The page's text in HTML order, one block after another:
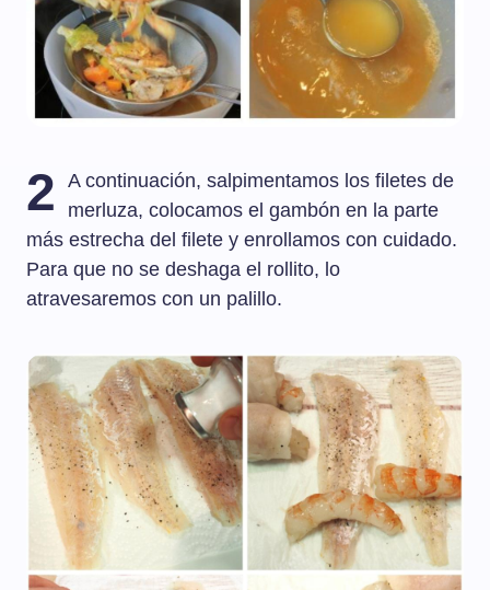
2
A continuación, salpimentamos los filetes de
merluza, colocamos el gambón en la parte
más estrecha del filete y enrollamos con cuidado.
Para que no se deshaga el rollito, lo
atravesaremos con un palillo.